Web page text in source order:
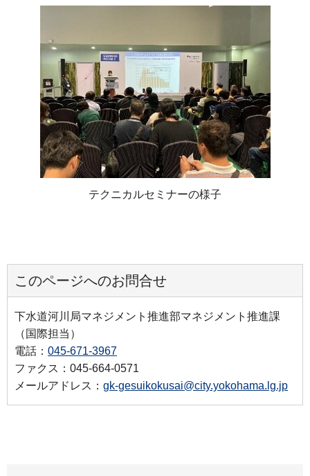
テクニカルセミナーの様子
このページへのお問合せ
下水道河川局マネジメント推進部マネジメント推進課
（国際担当）
電話： 045-671-3967
ファクス：045-664-0571
メールアドレス： gk-gesuikokusai@city.yokohama.lg.jp